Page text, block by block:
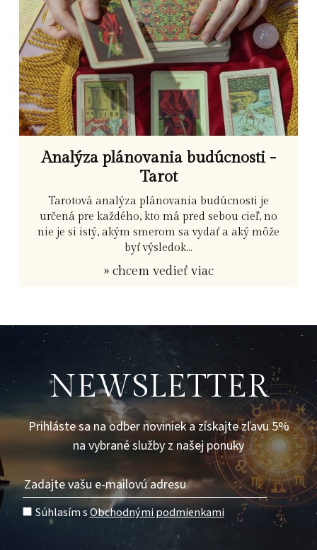
Analýza plánovania budúcnosti -
Tarot
Tarotová analýza plánovania budúcnosti je
určená pre každého, kto má pred sebou cieľ, no
nie je si istý, akým smerom sa vydať a aký môže
byť výsledok...
» chcem vedieť viac
NEWSLETTER
Prihláste sa na odber noviniek a získajte zľavu 5%
na vybrané služby z našej ponuky
Súhlasím sObchodnými podmienkami